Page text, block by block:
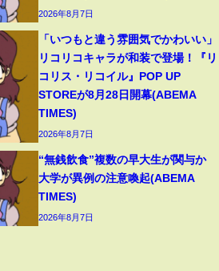
2026年8月7日
「いつもと違う雰囲気でかわいい」
リコリコキャラが和装で登場！『リ
コリス・リコイル』POP UP
STOREが8月28日開幕(ABEMA
TIMES)
2026年8月7日
“無銭飲食”複数の早大生が関与か
大学が異例の注意喚起(ABEMA
TIMES)
2026年8月7日